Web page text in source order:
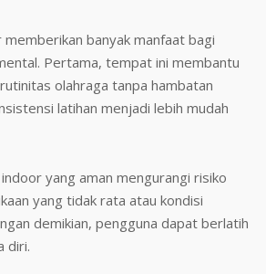
banyak manfaat bagi
Pertama, tempat ini membantu
olahraga tanpa hambatan
latihan menjadi lebih mudah
yang aman mengurangi risiko
yang tidak rata atau kondisi
demikian, pengguna dapat berlatih
diri.